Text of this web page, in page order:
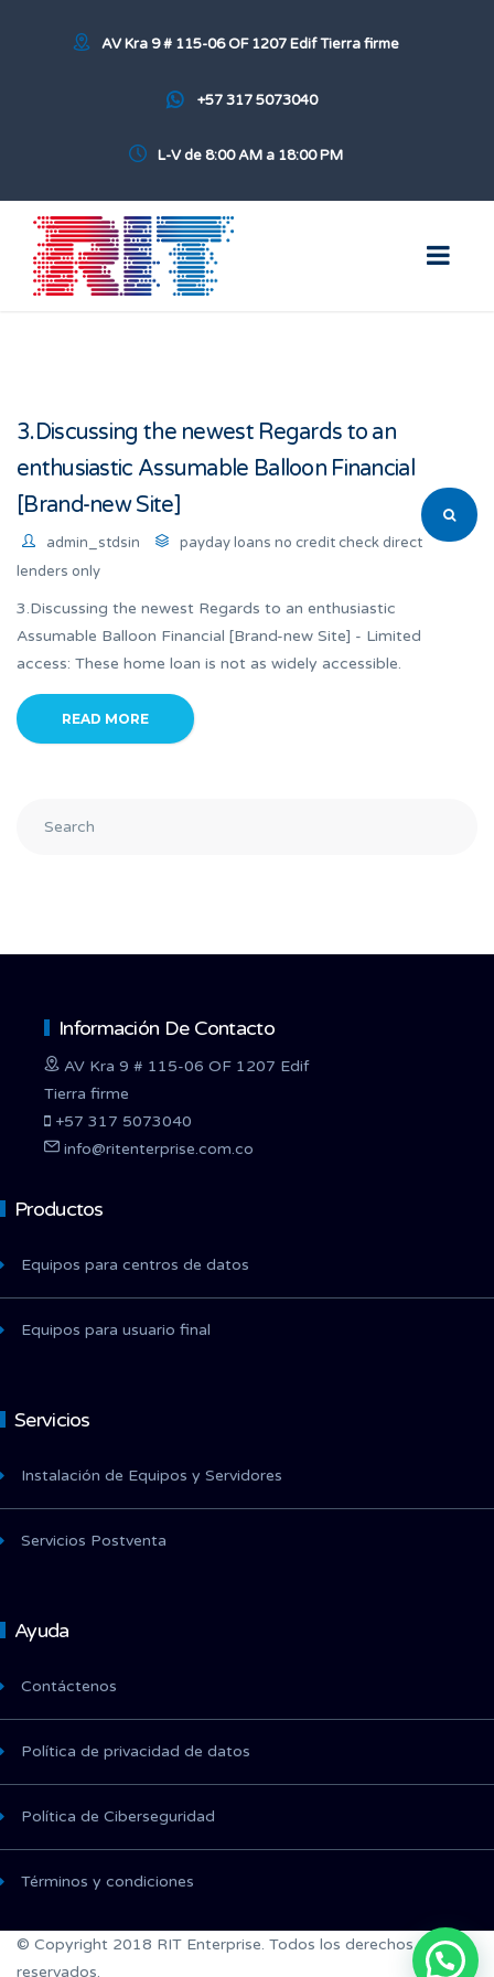
AV Kra 9 # 115-06 OF 1207 Edif Tierra firme
+57 317 5073040
L-V de 8:00 AM a 18:00 PM
3.Discussing the newest Regards to an
enthusiastic Assumable Balloon Financial
[Brand-new Site]
admin_stdsin
payday loans no credit check direct
lenders only
3.Discussing the newest Regards to an enthusiastic
Assumable Balloon Financial [Brand-new Site] - Limited
access: These home loan is not as widely accessible.
READ MORE
Información De Contacto
AV Kra 9 # 115-06 OF 1207 Edif
Tierra firme
+57 317 5073040
info@ritenterprise.com.co
Productos
Equipos para centros de datos
Equipos para usuario final
Servicios
Instalación de Equipos y Servidores
Servicios Postventa
Ayuda
Contáctenos
Política de privacidad de datos
Política de Ciberseguridad
Términos y condiciones
© Copyright 2018 RIT Enterprise. Todos los derechos
reservados.